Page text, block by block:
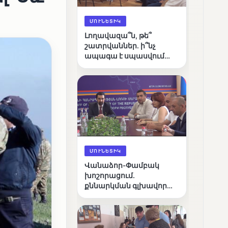
ՄՈՒՆԵՏԻԿ
Լողավազա՞ն, թե՞
շատրվաններ. ի՞նչ
ապագա է սպասվում
լճին
ՄՈՒՆԵՏԻԿ
Վանաձոր-Փամբակ
խոշորացում.
քննարկման գլխավոր
կառավարո՞ւմ, թե՞
քաղաքական նպատակ